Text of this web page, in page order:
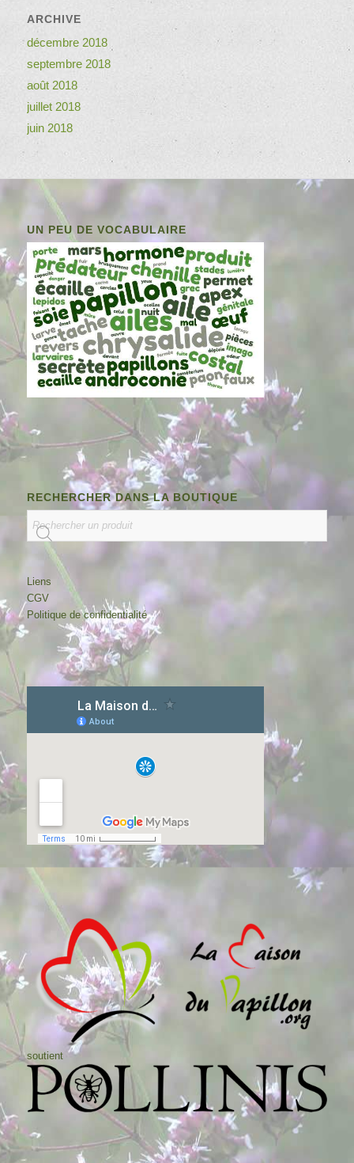
ARCHIVE
décembre 2018
septembre 2018
août 2018
juillet 2018
juin 2018
UN PEU DE VOCABULAIRE
RECHERCHER DANS LA BOUTIQUE
Liens
CGV
Politique de confidentialité
soutient